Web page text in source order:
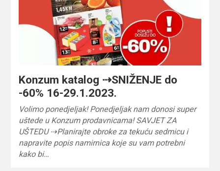
Konzum katalog ⇢SNIŽENJE do
-60% 16-29.1.2023.
Volimo ponedjeljak! Ponedjeljak nam donosi super
uštede u Konzum prodavnicama! SAVJET ZA
UŠTEDU ⇢Planirajte obroke za tekuću sedmicu i
napravite popis namirnica koje su vam potrebni
kako bi…